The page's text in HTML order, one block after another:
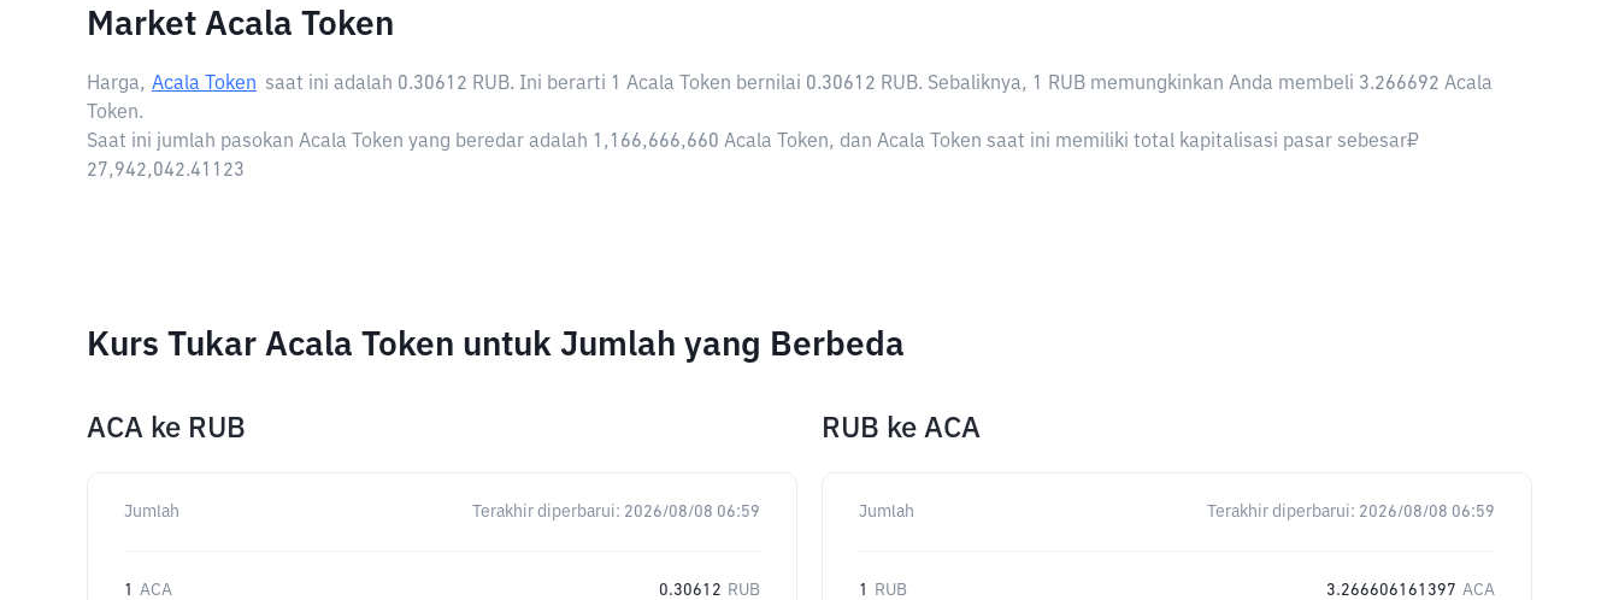
Market Acala Token
Harga, Acala Token saat ini adalah 0.30612 RUB. Ini berarti 1 Acala Token bernilai 0.30612 RUB. Sebaliknya, 1 RUB memungkinkan Anda membeli 3.266692 Acala
Token.
Saat ini jumlah pasokan Acala Token yang beredar adalah 1,166,666,660 Acala Token, dan Acala Token saat ini memiliki total kapitalisasi pasar sebesar₽
27,942,042.41123
Kurs Tukar Acala Token untuk Jumlah yang Berbeda
ACA ke RUB
Jumlah Terakhir diperbarui: 2026/08/08 06:59
1 ACA 0.30612 RUB
RUB ke ACA
Jumlah Terakhir diperbarui: 2026/08/08 06:59
1 RUB 3.266606161397 ACA